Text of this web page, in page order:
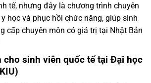
tế, nhưng đây là chương trình chuyên
học và phục hồi chức năng, giúp sinh
cấp chuyên môn có giá trị tại Nhật Bản
cho sinh viên quốc tế tại Đại học